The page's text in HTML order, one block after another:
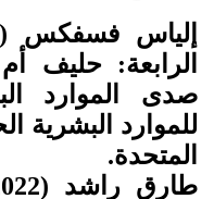
الرابعة: حليف
صدى الموارد
للموارد البشرية
المتحدة.